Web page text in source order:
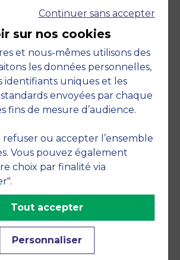
Continuer sans accepter
sur nos cookies
et nous-mêmes utilisons des
les données personnelles,
identifiants uniques et les
envoyées par chaque
fins de mesure d’audience.
refuser ou accepter l’ensemble
Vous pouvez également
choix par finalité via
Personnaliser
Tout accepter